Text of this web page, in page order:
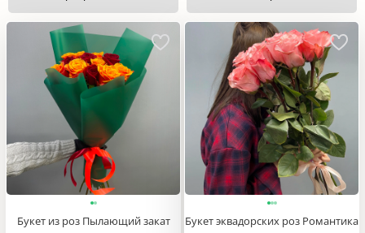
Букет из роз Пылающий закат Букет эквадорских роз Романтика